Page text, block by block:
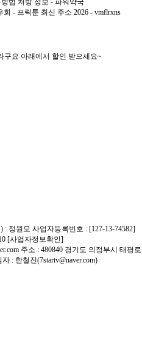
- 프릭툰 최신 주소 2026 - vmflrxns
구요 아래에서 할인 받으세요~
정원모 사업자등록번호 : [127-13-74582]
[사업자정보확인]
주소 : 480840 경기도 의정부시 태평로
: 한철진(7startv@naver.com)